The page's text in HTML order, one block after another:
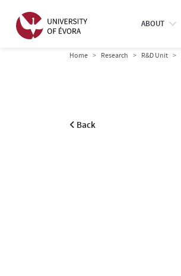
ABOUT
Home Research R&D Unit
Back